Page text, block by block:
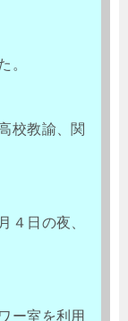
。
校教諭、関
４日の夜、
ー室を利用